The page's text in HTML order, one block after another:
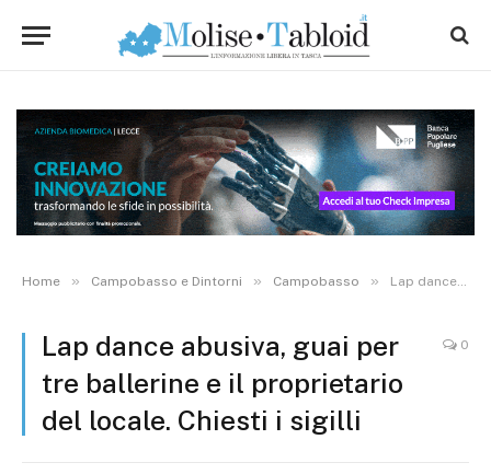
Home » Campobasso e Dintorni » Campobasso » Lap dance abusiva, guai per tre ballerine e il proprietario del locale. Chiesti i sigilli
Lap dance abusiva, guai per
tre ballerine e il proprietario
del locale. Chiesti i sigilli
0